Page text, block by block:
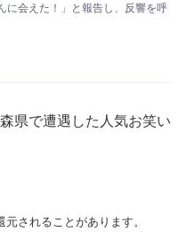
に会えた！」と報告し、反響を呼
県で遭遇した人気お笑い
されることがあります。